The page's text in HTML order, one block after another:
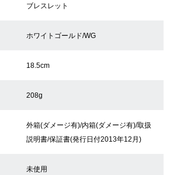
万円クーポン
品高価買戻し
について
ブレスレット
ホワイトゴールド/WG
18.5cm
208g
外箱(ダメージ有)/内箱(ダメージ有)/取扱
説明書/保証書(発行日付2013年12月)
未使用